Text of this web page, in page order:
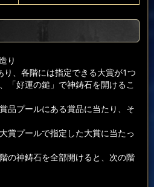
り
、各階には指定できる大賞が1つ
「好運の鎚」で神鋳石を開けるこ
品プールにある賞品に当たり、そ
賞プールで指定した大賞に当たっ
の神鋳石を全部開けると、次の階